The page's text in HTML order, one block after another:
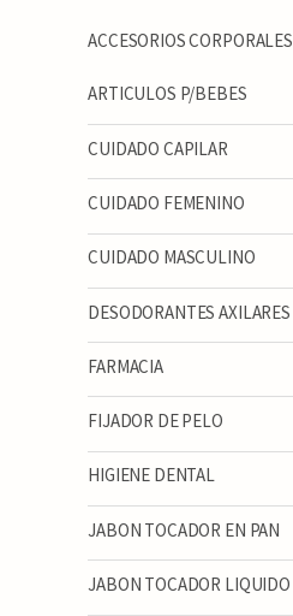
ACCESORIOS CORPORALES
ARTICULOS P/BEBES
CUIDADO CAPILAR
CUIDADO FEMENINO
CUIDADO MASCULINO
DESODORANTES AXILARES
FARMACIA
FIJADOR DE PELO
HIGIENE DENTAL
JABON TOCADOR EN PAN
JABON TOCADOR LIQUIDO